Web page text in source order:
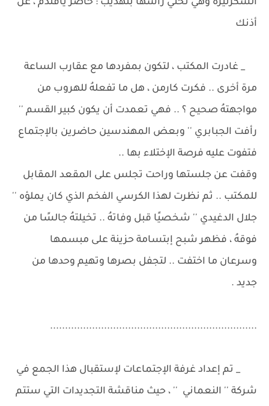
السكرتيرة وهي تحني رأسها بتهذيب : حاضر يافندم ، عن
أذنك
_ غادرت المكتب ، لتكون بمفردها مع عقارب الساعة
مرة أخرى .. فكرت كارمن ، هل ما تفعلهُ للهروب من
مواجهتهُ صحيح ؟ .. فهي تعمدت أن يكون كبير القسم ''
رأفت الجبابري '' وبعض المهندسين حاضرين بالإجتماع
فتفوت عليه فرصة الإختلاء بها ..
وقفت عن جلستها وراحت تجلس على المقعد المقابل
للمكتب .. ثم نظرت لهذا الكرسي الفخم الذي كان يملؤه ''
جلال الدغيدي '' شخصيًا قبل وفاتهُ .. تخيلتهُ جالسًا من
فوقهُ ، فظهر شبح إبتسامة حزينة على مبسمها
وسرعان ما اختفت .. لتجفل بصرها وتهيم وحدها من
جديد .
.....................................................................
_ تم إعداد غرفة الإجتماعات لإستقبال هذا الجمع في
شركة '' النعماني '' ، حيث مناقشة التجديدات التي ستتم